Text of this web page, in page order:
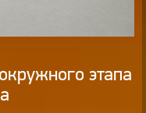
этапа